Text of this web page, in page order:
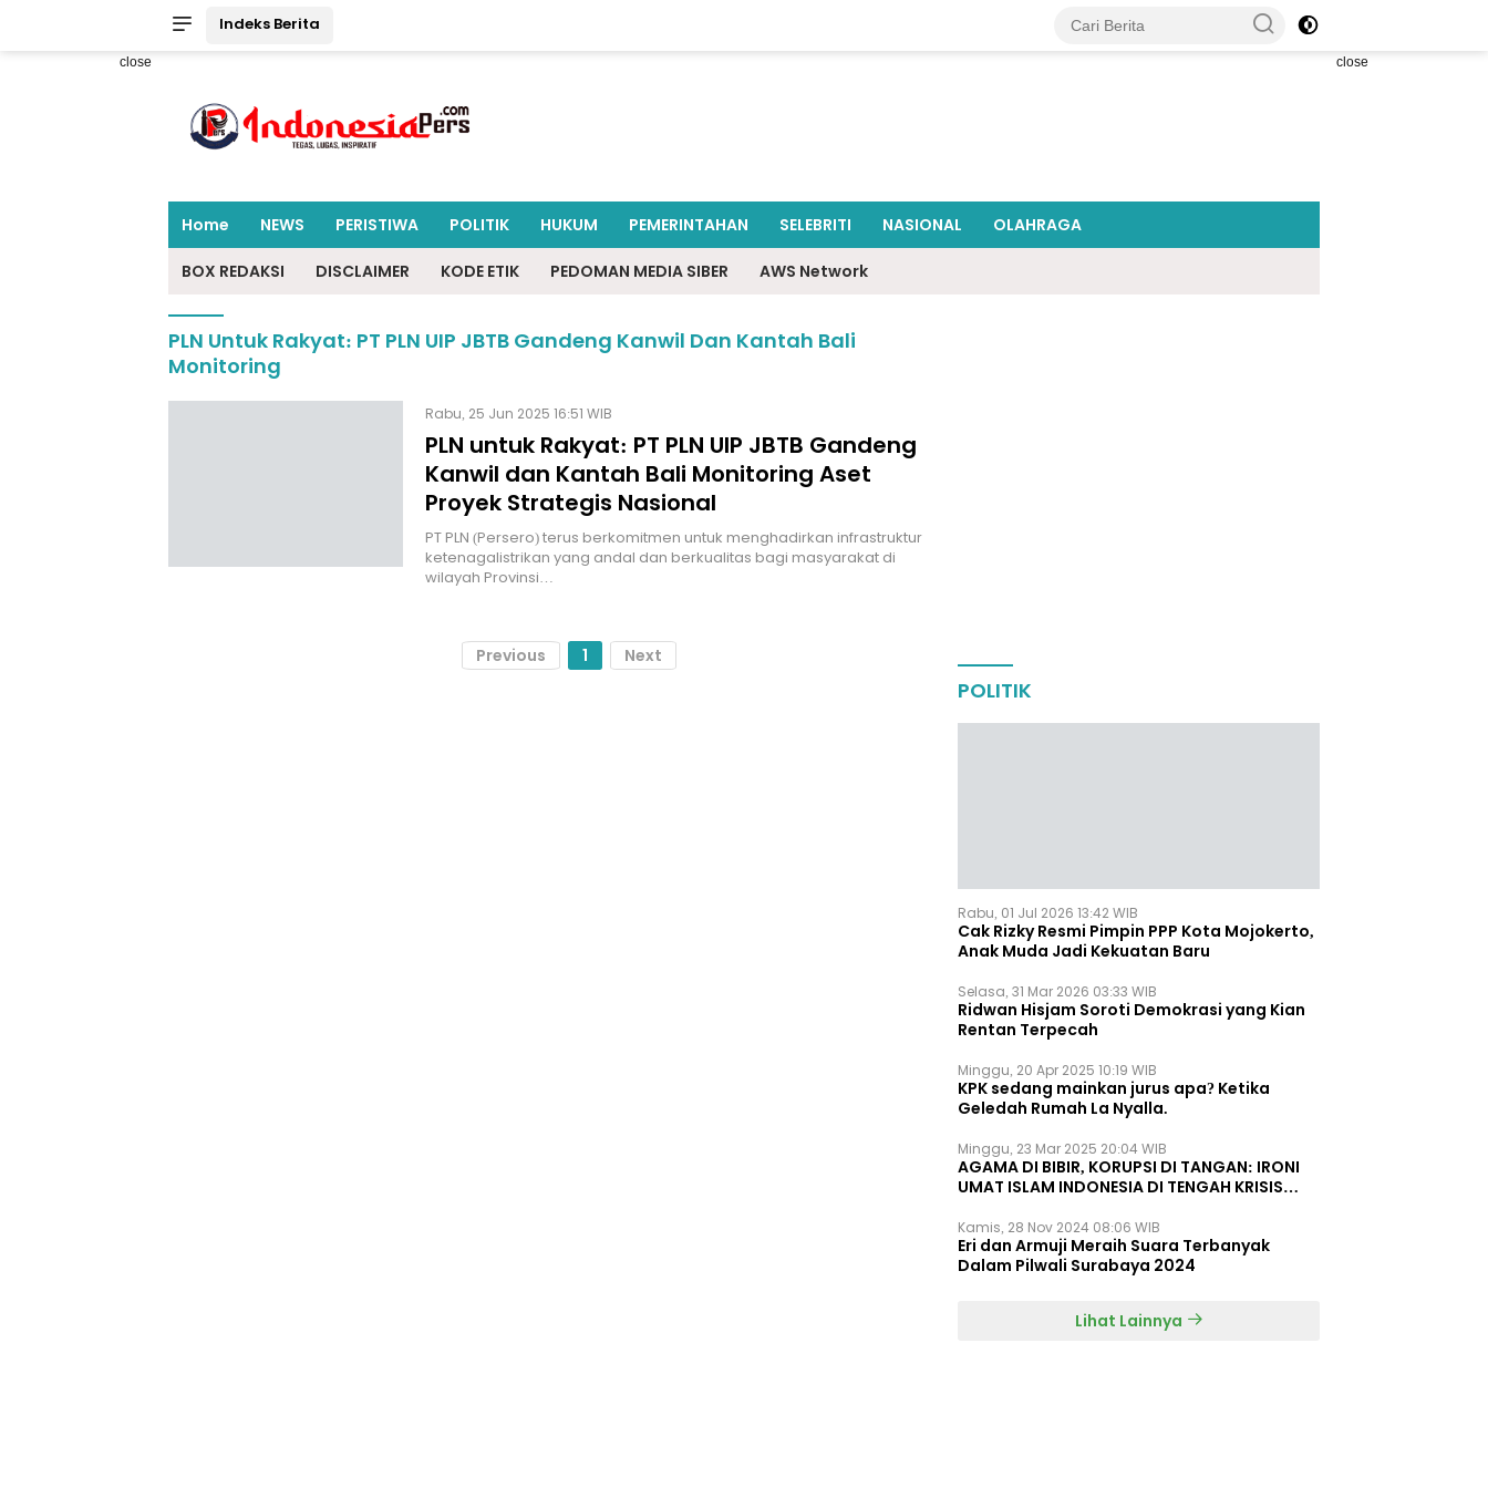
Indeks Berita
close close
Home NEWS PERISTIWA POLITIK HUKUM PEMERINTAHAN SELEBRITI NASIONAL OLAHRAGA
BOX REDAKSI DISCLAIMER KODE ETIK PEDOMAN MEDIA SIBER AWS Network
PLN Untuk Rakyat: PT PLN UIP JBTB Gandeng Kanwil Dan Kantah Bali
Monitoring
Rabu, 25 Jun 2025 16:51 WIB
PLN untuk Rakyat: PT PLN UIP JBTB Gandeng
Kanwil dan Kantah Bali Monitoring Aset
Proyek Strategis Nasional
PT PLN (Persero) terus berkomitmen untuk menghadirkan infrastruktur
ketenagalistrikan yang andal dan berkualitas bagi masyarakat di
wilayah Provinsi…
Previous 1 Next
POLITIK
Rabu, 01 Jul 2026 13:42 WIB
Cak Rizky Resmi Pimpin PPP Kota Mojokerto,
Anak Muda Jadi Kekuatan Baru
Selasa, 31 Mar 2026 03:33 WIB
Ridwan Hisjam Soroti Demokrasi yang Kian
Rentan Terpecah
Minggu, 20 Apr 2025 10:19 WIB
KPK sedang mainkan jurus apa? Ketika
Geledah Rumah La Nyalla.
Minggu, 23 Mar 2025 20:04 WIB
AGAMA DI BIBIR, KORUPSI DI TANGAN: IRONI
UMAT ISLAM INDONESIA DI TENGAH KRISIS
Kamis, 28 Nov 2024 08:06 WIB
Eri dan Armuji Meraih Suara Terbanyak
Dalam Pilwali Surabaya 2024
Lihat Lainnya